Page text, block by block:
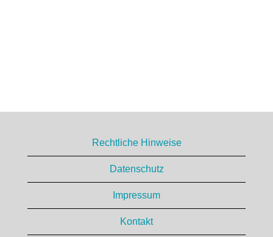
Rechtliche Hinweise
Datenschutz
Impressum
Kontakt